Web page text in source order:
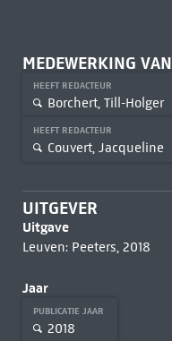
MEDEWERKING VAN
HEEFT REDACTEUR
Borchert, Till-Holger
HEEFT REDACTEUR
Couvert, Jacqueline
UITGEVER
Uitgave
Leuven: Peeters, 2018
Jaar
PUBLICATIE JAAR
2018